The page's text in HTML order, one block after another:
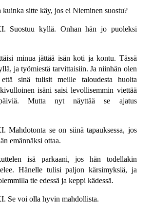
sitte käy, jos ei Nieminen suostu?
Suostuu kyllä. Onhan hän jo puoleksi
minua jättää isän koti ja kontu. Tässä
ja työmiestä tarvittaisiin. Ja niinhän olen
sinä tulisit meille taloudesta huolta
isäni saisi levollisemmin viettää
päiviä. Mutta nyt näyttää se ajatus
Mahdotonta se on siinä tapauksessa, jos
emännäksi ottaa.
isä parkaani, jos hän todellakin
Hänelle tulisi paljon kärsimyksiä, ja
tie edessä ja keppi kädessä.
Se voi olla hyvin mahdollista.